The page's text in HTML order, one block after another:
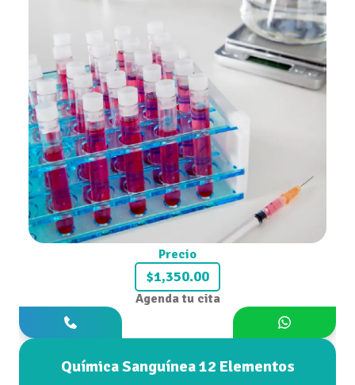
Precio
$1,350.00
Agenda tu cita
Química Sanguínea 12 Elementos